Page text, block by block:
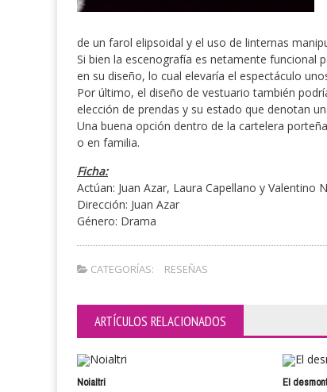
de un farol elipsoidal y el uso de linternas
Si bien la escenografía es netamente funcional
en su diseño, lo cual elevaría el espectáculo
Por último, el diseño de vestuario también
elección de prendas y su estado que denotan
Una buena opción dentro de la cartelera
o en familia.
Ficha:
Actúan: Juan Azar, Laura Capellano y Valentino
Dirección: Juan Azar
Género: Drama
CATEGORÍAS: RESEÑAS
ARTÍCULOS RELACIONADOS
Noialtri El